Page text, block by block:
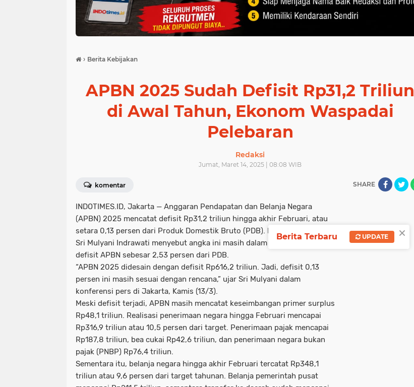
› Berita Kebijakan
APBN 2025 Sudah Defisit Rp31,2 Triliun
di Awal Tahun, Ekonom Waspadai
Pelebaran
Redaksi
Jumat, Maret 14, 2025 | 08:08 WIB
komentar SHARE
INDOTIMES.ID, Jakarta — Anggaran Pendapatan dan Belanja Negara
(APBN) 2025 mencatat defisit Rp31,2 triliun hingga akhir Februari, atau
setara 0,13 persen dari Produk Domestik Bruto (PDB). Menteri Keuangan
Sri Mulyani Indrawati menyebut angka ini masih dalam batas target
defisit APBN sebesar 2,53 persen dari PDB.
“APBN 2025 didesain dengan defisit Rp616,2 triliun. Jadi, defisit 0,13
persen ini masih sesuai dengan rencana,” ujar Sri Mulyani dalam
konferensi pers di Jakarta, Kamis (13/3).
Meski defisit terjadi, APBN masih mencatat keseimbangan primer surplus
Rp48,1 triliun. Realisasi penerimaan negara hingga Februari mencapai
Rp316,9 triliun atau 10,5 persen dari target. Penerimaan pajak mencapai
Rp187,8 triliun, bea cukai Rp42,6 triliun, dan penerimaan negara bukan
pajak (PNBP) Rp76,4 triliun.
Sementara itu, belanja negara hingga akhir Februari tercatat Rp348,1
triliun atau 9,6 persen dari target tahunan. Belanja pemerintah pusat
×
Berita Terbaru UPDATE